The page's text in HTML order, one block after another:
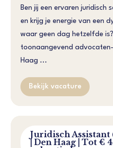
Ben jij een ervaren
en krijg je energie van een
waar geen dag hetzelfde
toonaangevend
Haag ...
Bekijk vacature
Juridisch Assistant
| Den Haag | Tot €